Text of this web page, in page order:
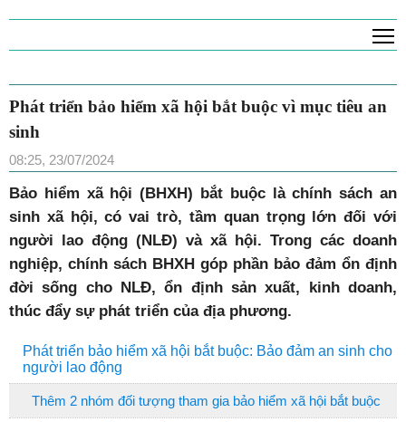
Phát triển bảo hiểm xã hội bắt buộc vì mục tiêu an
sinh
08:25, 23/07/2024
Bảo hiểm xã hội (BHXH) bắt buộc là chính sách an
sinh xã hội, có vai trò, tầm quan trọng lớn đối với
người lao động (NLĐ) và xã hội. Trong các doanh
nghiệp, chính sách BHXH góp phần bảo đảm ổn định
đời sống cho NLĐ, ổn định sản xuất, kinh doanh,
thúc đẩy sự phát triển của địa phương.
Phát triển bảo hiểm xã hội bắt buộc: Bảo đảm an sinh cho
người lao động
Thêm 2 nhóm đối tượng tham gia bảo hiểm xã hội bắt buộc